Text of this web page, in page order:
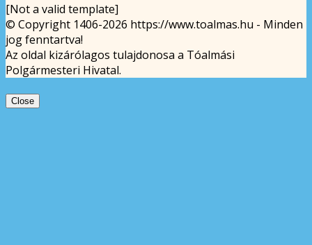
[Not a valid template]
© Copyright 1406-2026 https://www.toalmas.hu - Minden
jog fenntartva!
Az oldal kizárólagos tulajdonosa a Tóalmási
Polgármesteri Hivatal.
Close